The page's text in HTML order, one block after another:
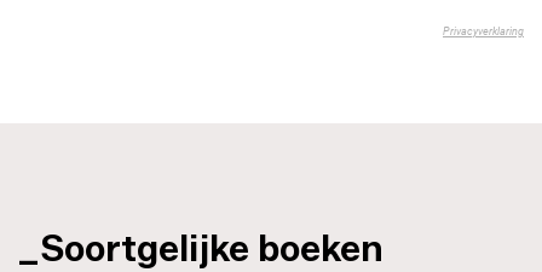
_Soortgelijke boeken